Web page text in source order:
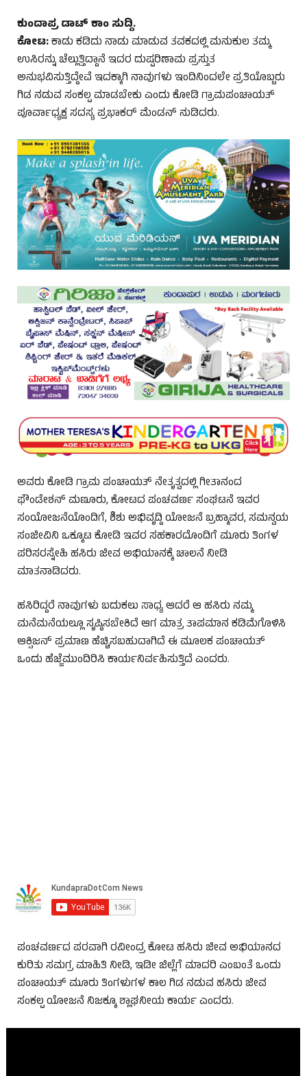
ಕುಂದಾಪ್ರ ಡಾಟ್ ಕಾಂ ಸುದ್ದಿ.
ಕೋಟ:ಕಾಡು ಕಡಿದು ನಾಡು ಮಾಡುವ ತವಕದಲ್ಲಿ ಮನುಕುಲ ತಮ್ಮ
ಉಸಿರನ್ನು ಚೆಲ್ಲುತ್ತಿದ್ದಾನೆ ಇದರ ದುಷ್ಪರಿಣಾಮ ಪ್ರಸ್ತುತ
ಅನುಭವಿಸುತ್ತಿದ್ದೇವೆ ಇದಕ್ಕಾಗಿ ನಾವುಗಳು ಇಂದಿನಿಂದಲೇ ಪ್ರತಿಯೊಬ್ಬರು
ಗಿಡ ನಡುವ ಸಂಕಲ್ಪ ಮಾಡಬೇಕು ಎಂದು ಕೋಡಿ ಗ್ರಾಮಪಂಚಾಯತ್
ಪೂರ್ವಾಧ್ಯಕ್ಷ ಸದಸ್ಯ ಪ್ರಭಾಕರ್ ಮೆಂಡನ್ ನುಡಿದರು.
ಅವರು ಕೋಡಿ ಗ್ರಾಮ ಪಂಚಾಯತ್ ನೇತೃತ್ವದಲ್ಲಿ ಗೀತಾನಂದ
ಫೌಂಡೇಶನ್ ಮಣೂರು, ಕೋಟದ ಪಂಚವರ್ಣ ಸಂಘಟನೆ ಇವರ
ಸಂಯೋಜನೆಯೊಂದಿಗೆ, ಶಿಶು ಅಭಿವೃದ್ದಿ ಯೋಜನೆ ಬ್ರಹ್ಮಾವರ, ಸಮನ್ವಯ
ಸಂಜೀವಿನಿ ಒಕ್ಕೂಟ ಕೋಡಿ ಇವರ ಸಹಕಾರದೊಂದಿಗೆ ಮೂರು ತಿಂಗಳ
ಪರಿಸರಸ್ನೇಹಿ ಹಸಿರು ಜೀವ ಅಭಿಯಾನಕ್ಕೆ ಚಾಲನೆ ನೀಡಿ
ಮಾತನಾಡಿದರು.
ಹಸಿರಿದ್ದರೆ ನಾವುಗಳು ಬದುಕಲು ಸಾಧ್ಯ ಆದರೆ ಆ ಹಸಿರು ನಮ್ಮ
ಮನೆಮನೆಯಲ್ಲೂ ಸೃಷ್ಠಿಸಬೇಕಿದೆ ಆಗ ಮಾತ್ರ ತಾಪಮಾನ ಕಡಿಮೆಗೊಳಿಸಿ
ಆಕ್ಸಿಜನ್ ಪ್ರಮಾಣ ಹೆಚ್ಚಿಸಬಹುದಾಗಿದೆ ಈ ಮೂಲಕ ಪಂಚಾಯತ್
ಒಂದು ಹೆಜ್ಜೆಮುಂದಿರಿಸಿ ಕಾರ್ಯನಿರ್ವಹಿಸುತ್ತಿದೆ ಎಂದರು.
ಪಂಚವರ್ಣದ ಪರವಾಗಿ ರವೀಂದ್ರ ಕೋಟ ಹಸಿರು ಜೀವ ಅಭಿಯಾನದ
ಕುರಿತು ಸಮಗ್ರ ಮಾಹಿತಿ ನೀಡಿ, ಇಡೀ ಜಿಲ್ಲೆಗೆ ಮಾದರಿ ಎಂಬಂತೆ ಒಂದು
ಪಂಚಾಯತ್ ಮೂರು ತಿಂಗಳುಗಳ ಕಾಲ ಗಿಡ ನಡುವ ಹಸಿರು ಜೀವ
ಸಂಕಲ್ಪ ಯೋಜನೆ ನಿಜಕ್ಕೂ ಶ್ಲಾಘನೀಯ ಕಾರ್ಯ ಎಂದರು.